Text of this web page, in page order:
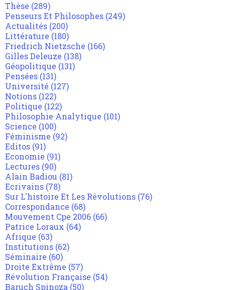
Thèse (289)
Penseurs Et Philosophes (249)
Actualités (200)
Littérature (180)
Friedrich Nietzsche (166)
Gilles Deleuze (138)
Géopolitique (131)
Pensées (131)
Université (127)
Notions (122)
Politique (122)
Philosophie Analytique (101)
Science (100)
Féminisme (92)
Editos (91)
Economie (91)
Lectures (90)
Alain Badiou (81)
Ecrivains (78)
Sur L'histoire Et Les Révolutions (76)
Correspondance (68)
Mouvement Cpe 2006 (66)
Patrice Loraux (64)
Afrique (63)
Institutions (62)
Séminaire (60)
Droite Extrême (57)
Révolution Française (54)
Baruch Spinoza (50)